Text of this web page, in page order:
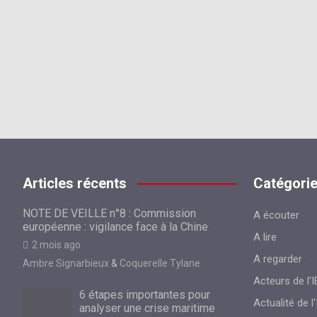
Articles récents
NOTE DE VEILLE n°8 : Commission
européenne : vigilance face à la Chine
2 mois ago
Ambre Signarbieux & Coquerelle Tylane
6 étapes importantes pour
analyser une crise maritime
A écouter
A lire
A regarder
Acteurs de
Actualité de